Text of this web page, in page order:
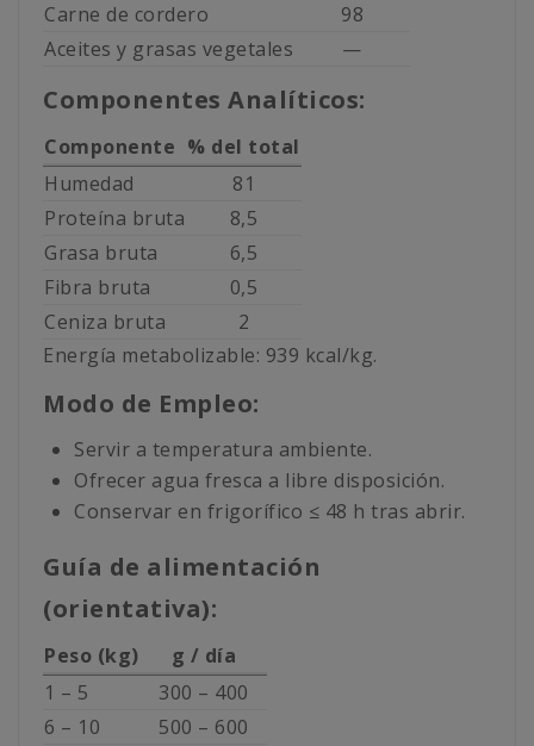
Carne de cordero
98
Aceites y grasas vegetales
—
Componentes Analíticos:
Componente % del total
Humedad
81
Proteína bruta
8,5
Grasa bruta
6,5
Fibra bruta
0,5
Ceniza bruta
2
Energía metabolizable: 939 kcal/kg.
Modo de Empleo:
Servir a temperatura ambiente.
Ofrecer agua fresca a libre disposición.
Conservar en frigorífico ≤ 48 h tras abrir.
Guía de alimentación
(orientativa):
Peso (kg)
g / día
1 – 5
300 – 400
6 – 10
500 – 600